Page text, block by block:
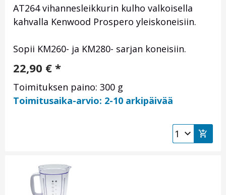
AT264 vihannesleikkurin kulho valkoisella
kahvalla Kenwood Prospero yleiskoneisiin.
Sopii KM260- ja KM280- sarjan koneisiin.
22,90 € *
Toimituksen paino: 300 g
Toimitusaika-arvio: 2-10 arkipäivää